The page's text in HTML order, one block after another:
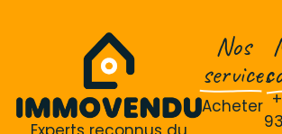
Nos
services
Acheter